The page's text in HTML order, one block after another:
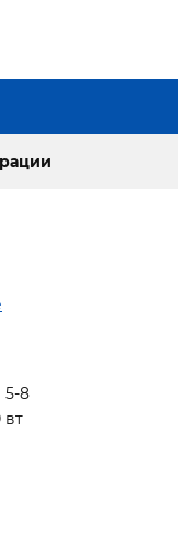
5-8
вт